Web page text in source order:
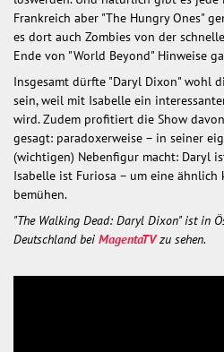
Frankreich aber "The Hungry Ones"
es dort auch Zombies von der
Ende von "World Beyond" Hinweise
Insgesamt dürfte "Daryl Dixon" wohl
sein, weil mit Isabelle ein
wird. Zudem profitiert die Show
gesagt: paradoxerweise – in seiner
(wichtigen) Nebenfigur macht: Daryl
Isabelle ist Furiosa – um eine
bemühen.
"The Walking Dead: Daryl Dixon" ist in
Deutschland bei MagentaTVzu sehen.